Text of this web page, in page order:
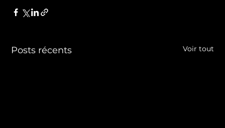
Posts récents Voir tout